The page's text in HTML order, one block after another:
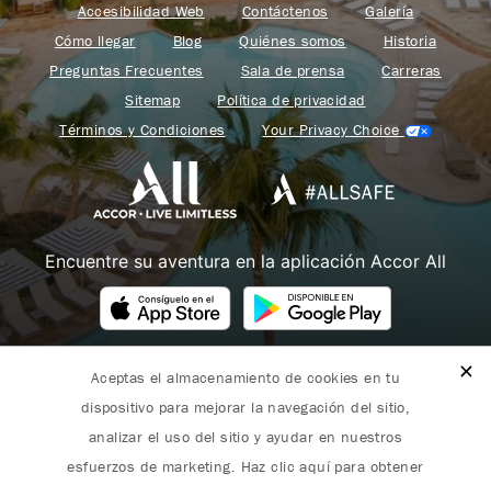
Accesibilidad Web Contáctenos
Galería
Cómo llegar
Blog Quiénes somos
Historia
Preguntas Frecuentes
Sala de prensa
Carreras
Sitemap
Política de privacidad
Términos y Condiciones
Your Privacy Choice
Encuentre su aventura en la aplicación Accor All
Fairmont forma parte de Accor.
Copyright 2026. Todos los derechos reservados.
Aceptas el almacenamiento de cookies en tu
dispositivo para mejorar la navegación del sitio,
analizar el uso del sitio y ayudar en nuestros
esfuerzos de marketing. Haz clic aquí para obtener